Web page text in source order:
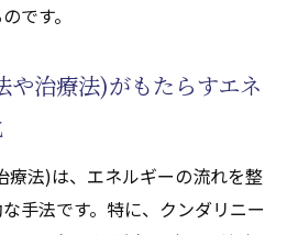
です。
や治療法)がもたらすエネ
療法)は、エネルギーの流れを整
手法です。特に、クンダリニー